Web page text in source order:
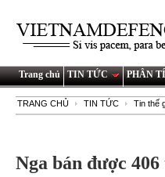
Trang chủ TIN TỨC PHÂN
TRANG CHỦ TIN TỨC Tin thế
Nga bán được